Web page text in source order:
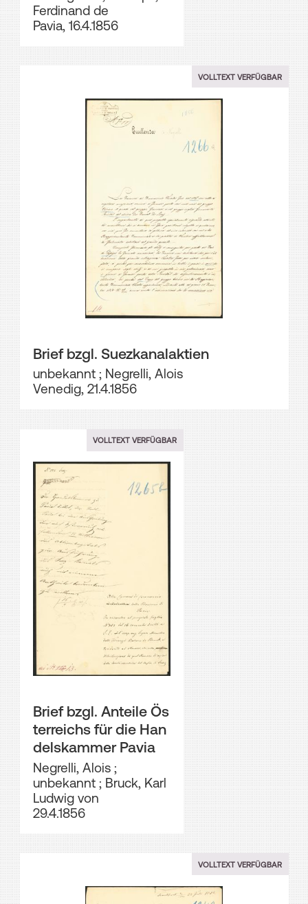
Ferdinand de
Pavia, 16.4.1856
VOLLTEXT VERFÜGBAR
Brief bzgl. Suezkanalaktien
unbekannt; Negrelli, Alois
Venedig, 21.4.1856
VOLLTEXT VERFÜGBAR
Brief bzgl. Anteile Ös
terreichs für die Han
delskammer Pavia
Negrelli, Alois;
unbekannt; Bruck, Karl
Ludwig von
29.4.1856
VOLLTEXT VERFÜGBAR